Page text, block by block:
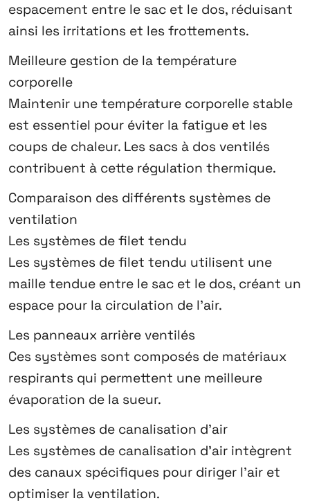
espacement entre le sac et le dos, réduisant
ainsi les irritations et les frottements.
Meilleure gestion de la température
corporelle
Maintenir une température corporelle stable
est essentiel pour éviter la fatigue et les
coups de chaleur. Les sacs à dos ventilés
contribuent à cette régulation thermique.
Comparaison des différents systèmes de
ventilation
Les systèmes de filet tendu
Les systèmes de filet tendu utilisent une
maille tendue entre le sac et le dos, créant un
espace pour la circulation de l’air.
Les panneaux arrière ventilés
Ces systèmes sont composés de matériaux
respirants qui permettent une meilleure
évaporation de la sueur.
Les systèmes de canalisation d’air
Les systèmes de canalisation d’air intègrent
des canaux spécifiques pour diriger l’air et
optimiser la ventilation.